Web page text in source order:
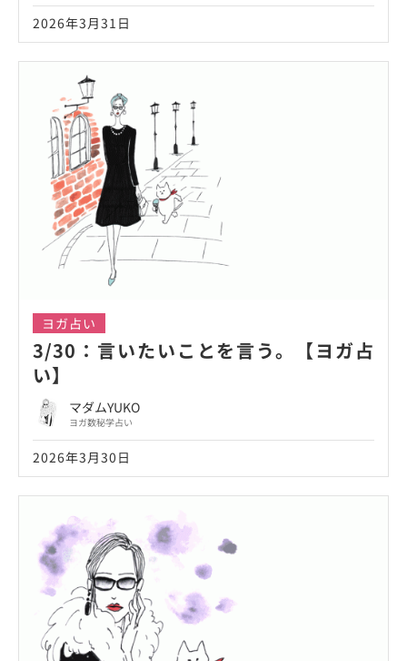
2026年3月31日
ヨガ占い
3/30：言いたいことを言う。【ヨガ占
い】
マダムYUKO
ヨガ数秘学占い
2026年3月30日